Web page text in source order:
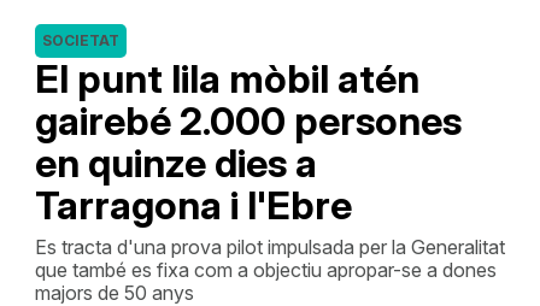
El punt lila mòbil atén
gairebé 2.000 persones
en quinze dies a
Tarragona i l'Ebre
SOCIETAT
Es tracta d'una prova pilot impulsada per la Generalitat
que també es fixa com a objectiu apropar-se a dones
majors de 50 anys